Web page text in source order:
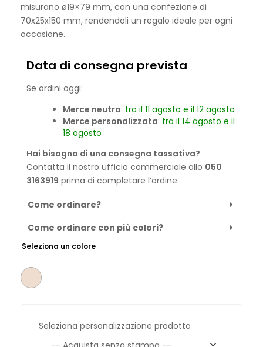
misurano ø19×79 mm, con una confezione di
70x25x150 mm, rendendoli un regalo ideale per ogni
occasione.
Data di consegna prevista
Se ordini oggi:
Merce neutra: tra il 11 agosto e il 12 agosto
Merce personalizzata: tra il 14 agosto e il
18 agosto
Hai bisogno di una consegna tassativa?
Contatta il nostro ufficio commerciale allo 050
3163919 prima di completare l’ordine.
Come ordinare?
Come ordinare con più colori?
Seleziona un colore
Seleziona personalizzazione prodotto